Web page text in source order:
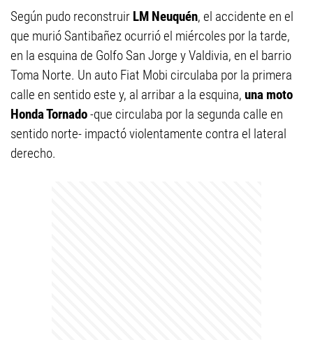
Según pudo reconstruir LM Neuquén, el accidente en el
que murió Santibañez ocurrió el miércoles por la tarde,
en la esquina de Golfo San Jorge y Valdivia, en el barrio
Toma Norte. Un auto Fiat Mobi circulaba por la primera
calle en sentido este y, al arribar a la esquina, una moto
Honda Tornado-que circulaba por la segunda calle en
sentido norte- impactó violentamente contra el lateral
derecho.